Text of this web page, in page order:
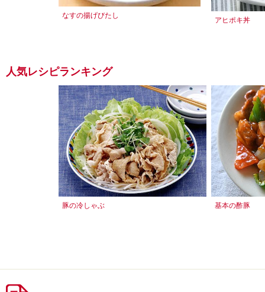
なすの揚げびたし アヒポキ丼
人気レシピランキング
豚の冷しゃぶ 基本の酢豚